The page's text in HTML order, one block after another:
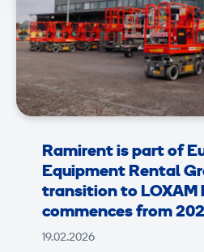
Ramirent is part of
Equipment Rental
transition to LOXAM
commences from
19.02.2026